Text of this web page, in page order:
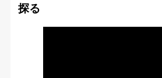
探る